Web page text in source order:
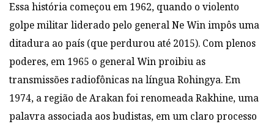
Essa história começou em 1962, quando o violento
golpe militar liderado pelo general Ne Win impôs uma
ditadura ao país (que perdurou até 2015). Com plenos
poderes, em 1965 o general Win proibiu as
transmissões radiofônicas na língua Rohingya. Em
1974, a região de Arakan foi renomeada Rakhine, uma
palavra associada aos budistas, em um claro processo